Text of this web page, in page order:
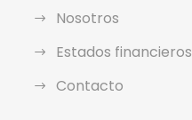
Nosotros
Estados financieros
Contacto